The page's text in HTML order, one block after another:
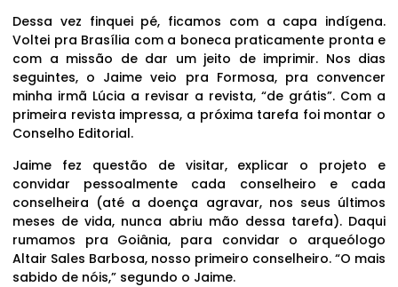
Dessa vez finquei pé, ficamos com a capa indígena.
Voltei pra Brasília com a boneca praticamente pronta e
com a missão de dar um jeito de imprimir. Nos dias
seguintes, o Jaime veio pra Formosa, pra convencer
minha irmã Lúcia a revisar a revista, “de grátis”. Com a
primeira revista impressa, a próxima tarefa foi montar o
Conselho Editorial.
Jaime fez questão de visitar, explicar o projeto e
convidar pessoalmente cada conselheiro e cada
conselheira (até a doença agravar, nos seus últimos
meses de vida, nunca abriu mão dessa tarefa). Daqui
rumamos pra Goiânia, para convidar o arqueólogo
Altair Sales Barbosa, nosso primeiro conselheiro. “O mais
sabido de nóis,” segundo o Jaime.